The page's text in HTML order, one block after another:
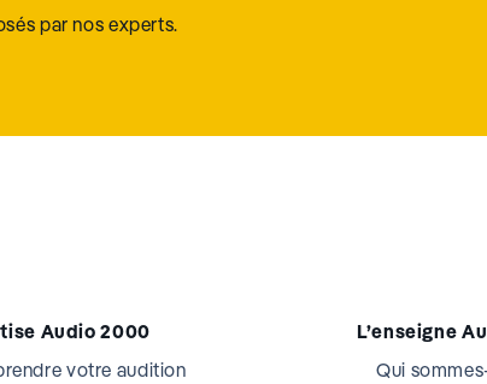
par nos experts.
Audio 2000
votre audition
L’enseigne
Qui